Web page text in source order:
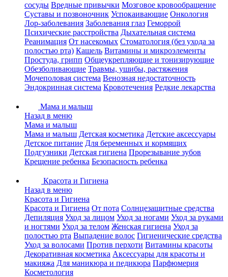
сосуды Вредные привычки Мозговое кровообращение
Суставы и позвоночник Успокаивающие Онкология
Лор-заболевания Заболевания глаз Геморрой
Психические расстройства Дыхательная система
Реанимация От насекомых Стоматология (без ухода за
полостью рта) Кашель Витамины и микроэлементы
Простуда, грипп Общеукрепляющие и тонизирующие
Обезболивающие Травмы, ушибы, растяжения
Мочеполовая система Венозная недостаточность
Эндокринная система Кровотечения Редкие лекарства
Мама и малыш
Назад в меню
Мама и малыш
Мама и малыш Детская косметика Детские аксессуары
Детское питание Для беременных и кормящих
Подгузники Детская гигиена Прорезывание зубов
Крещение ребенка Безопасность ребенка
Красота и Гигиена
Назад в меню
Красота и Гигиена
Красота и Гигиена От пота Солнцезащитные средства
Депиляция Уход за лицом Уход за ногами Уход за руками
и ногтями Уход за телом Женская гигиена Уход за
полостью рта Выпадение волос Гигиенические средства
Уход за волосами Против перхоти Витамины красоты
Декоративная косметика Аксессуары для красоты и
макияжа Для маникюра и педикюра Парфюмерия
Косметология